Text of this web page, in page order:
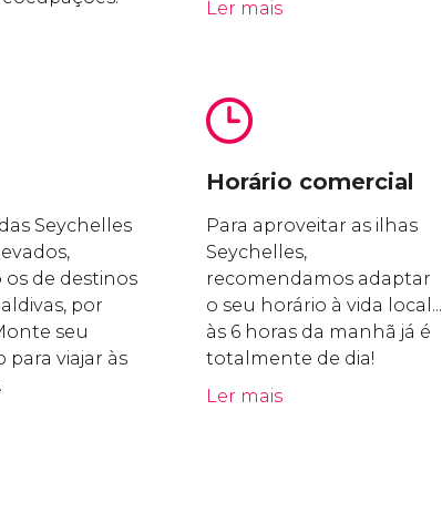
Ler mais
Seychelles
de destinos
por
seu
viajar às
Horário comercial
Para aproveitar as ilhas
Seychelles,
recomendamos adaptar
o seu horário à vida local...
às 6 horas da manhã já é
totalmente de dia!
Ler mais